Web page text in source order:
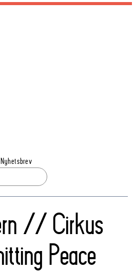
Nyhetsbrev
// Cirkus
Peace